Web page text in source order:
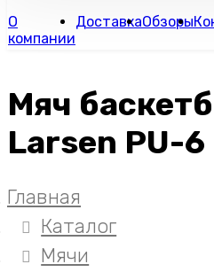
О
компании
ДоставкаОбзоры
Мяч
Larsen PU-
Главная
Каталог
Мячи